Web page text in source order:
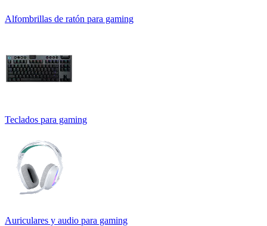
Alfombrillas de ratón para gaming
Teclados para gaming
Auriculares y audio para gaming